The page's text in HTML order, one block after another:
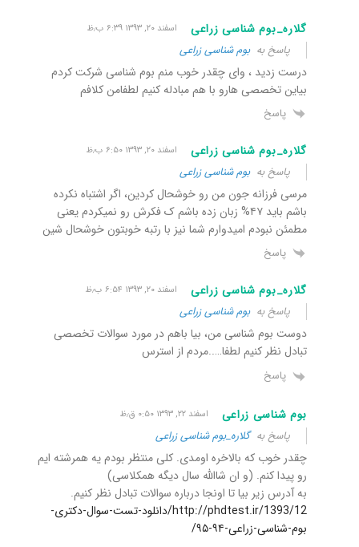
گلاره_بوم شناسی زراعی اسفند ۲۰, ۱۳۹۳ ۶:۳۹ ب٫ظ
پاسخ بهبوم شناسی زراعی
درست زدید ، وای چقدر خوب منم بوم شناسی شرکت کردم
بیاین تخصصی هارو با هم مبادله کنیم لطفامن کلافم
پاسخ
گلاره_بوم شناسی زراعی اسفند ۲۰, ۱۳۹۳ ۶:۵۰ ب٫ظ
پاسخ بهبوم شناسی زراعی
مرسی فرزانه جون من رو خوشحال کردین، اگر اشتباه نکرده
باشم باید ۴۷% زبان زده باشم ک فکرش رو نمیکردم یعنی
مطمئن نبودم امیدوارم شما نیز با رتبه خوبتون خوشحال شین
پاسخ
گلاره_بوم شناسی زراعی اسفند ۲۰, ۱۳۹۳ ۶:۵۴ ب٫ظ
پاسخ بهبوم شناسی زراعی
دوست بوم شناسی من، بیا باهم در مورد سوالات تخصصی
تبادل نظر کنیم لطفا…..مردم از استرس
پاسخ
بوم شناسی زراعی اسفند ۲۲, ۱۳۹۳ ۰:۵۰ ق٫ظ
پاسخ بهگلاره_بوم شناسی زراعی
چقدر خوب که بالاخره اومدی. کلی منتظر بودم یه همرشته ایم
رو پیدا کنم. (و ان شاالله سال دیگه همکلاسی)
به آدرس زیر بیا تا اونجا درباره سوالات تبادل نظر کنیم.
http://phdtest.ir/1393/12/دانلود-تست-سوال-دکتری-
بوم-شناسی-زراعی-۹۴-۹۵/